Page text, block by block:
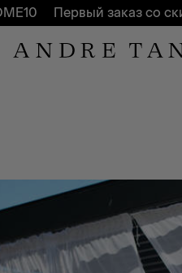
заказ со скидкой